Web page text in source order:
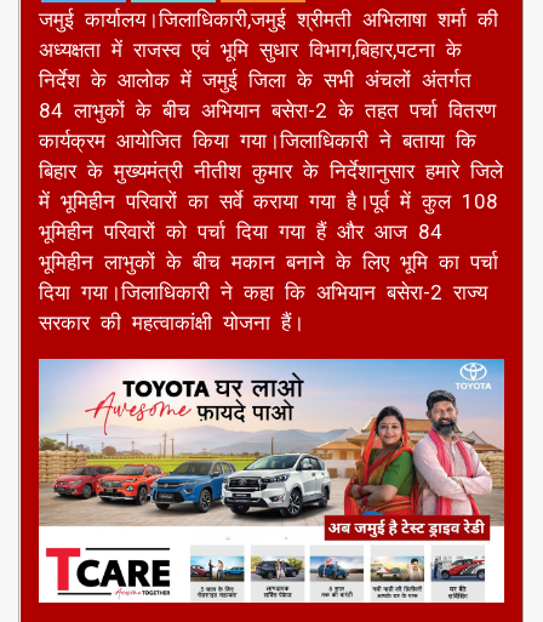
जमुई कार्यालय।जिलाधिकारी,जमुई श्रीमती अभिलाषा शर्मा की
अध्यक्षता में राजस्व एवं भूमि सुधार विभाग,बिहार,पटना के
निर्देश के आलोक में जमुई जिला के सभी अंचलों अंतर्गत
84 लाभुकों के बीच अभियान बसेरा-2 के तहत पर्चा वितरण
कार्यक्रम आयोजित किया गया।जिलाधिकारी ने बताया कि
बिहार के मुख्यमंत्री नीतीश कुमार के निर्देशानुसार हमारे जिले
में भूमिहीन परिवारों का सर्वे कराया गया है।पूर्व में कुल 108
भूमिहीन परिवारों को पर्चा दिया गया हैं और आज 84
भूमिहीन लाभुकों के बीच मकान बनाने के लिए भूमि का पर्चा
दिया गया।जिलाधिकारी ने कहा कि अभियान बसेरा-2 राज्य
सरकार की महत्वाकांक्षी योजना हैं।